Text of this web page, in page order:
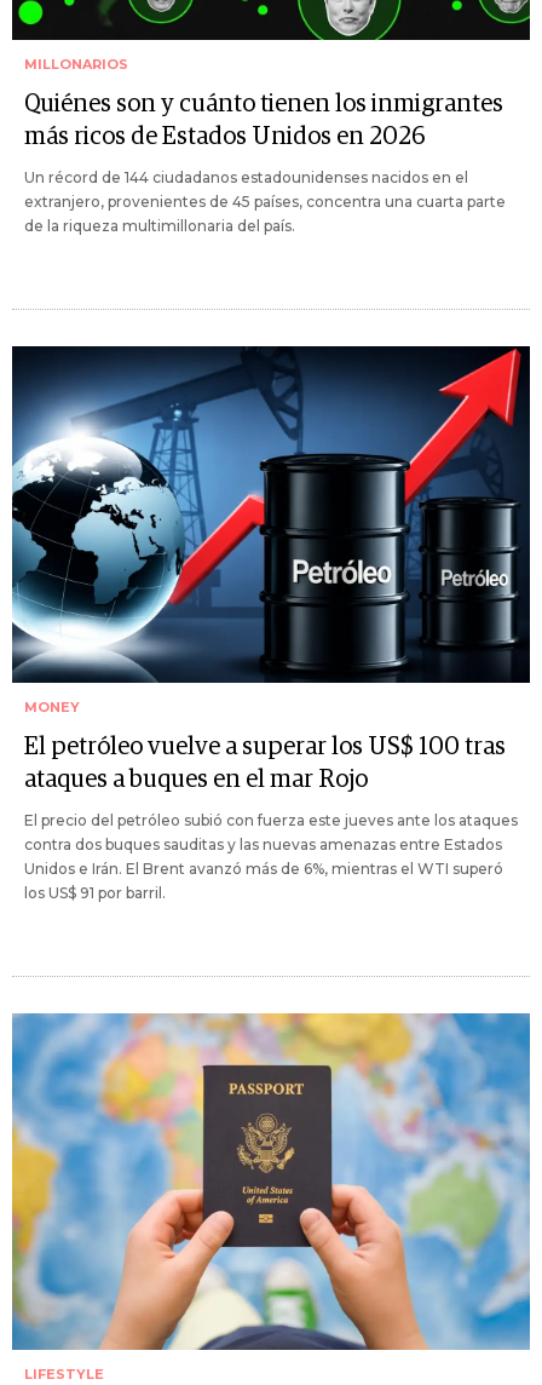
MILLONARIOS
Quiénes son y cuánto tienen los inmigrantes
más ricos de Estados Unidos en 2026
Un récord de 144 ciudadanos estadounidenses nacidos en el
extranjero, provenientes de 45 países, concentra una cuarta parte
de la riqueza multimillonaria del país.
MONEY
El petróleo vuelve a superar los US$ 100 tras
ataques a buques en el mar Rojo
El precio del petróleo subió con fuerza este jueves ante los ataques
contra dos buques sauditas y las nuevas amenazas entre Estados
Unidos e Irán. El Brent avanzó más de 6%, mientras el WTI superó
los US$ 91 por barril.
LIFESTYLE